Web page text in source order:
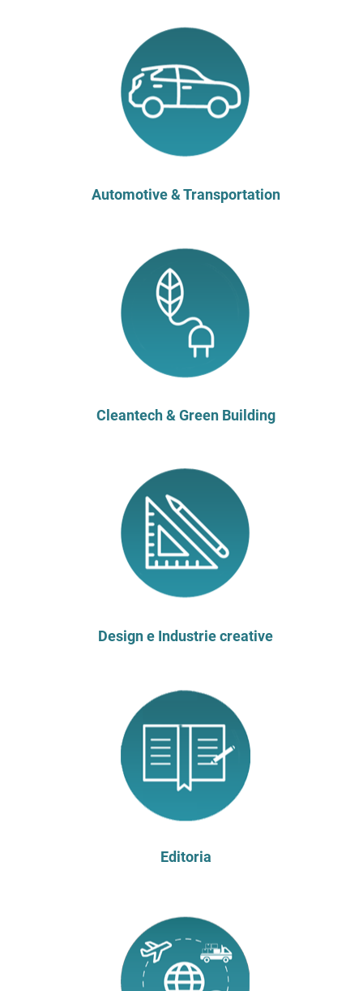
Automotive & Transportation
Cleantech & Green Building
Design e Industrie creative
Editoria